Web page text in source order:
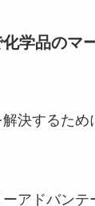
学品のマ
決するため
ーアドバン